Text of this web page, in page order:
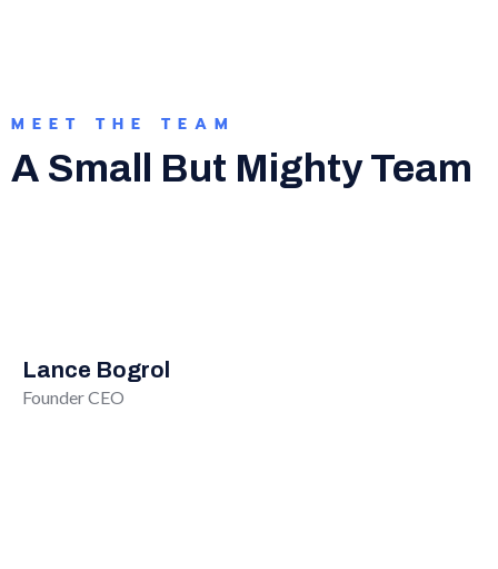
MEET THE TEAM
A Small But Mighty Team
Lance Bogrol
Founder CEO